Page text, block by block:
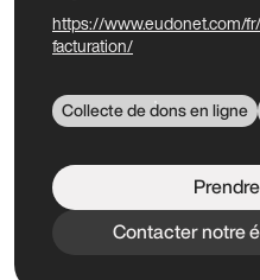
https://www.eudonet.com/
facturation/
Collecte de dons en ligne
Contacter notre